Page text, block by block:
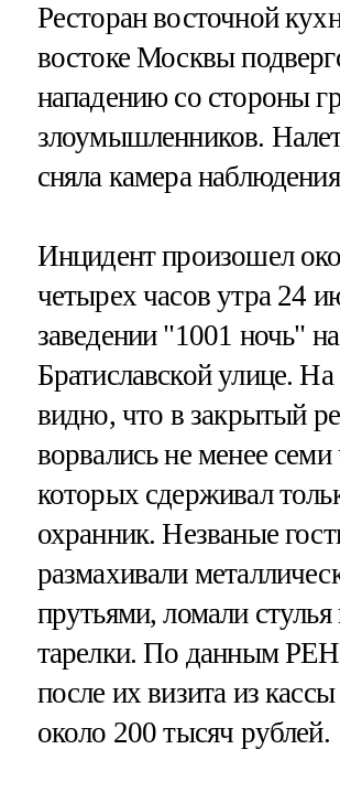
Ресторан восточной
востоке Москвы
нападению со стороны
злоумышленников.
сняла камера
Инцидент произошел
четырех часов утра 24
заведении "1001 ночь" на
Братиславской улице.
видно, что в закрытый
ворвались не менее семи
которых сдерживал
охранник. Незваные
размахивали
прутьями, ломали
тарелки. По данным
после их визита из
около 200 тысяч рублей.